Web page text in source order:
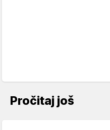
Pročitaj još